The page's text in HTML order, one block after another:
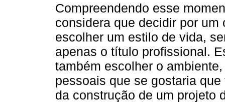
Compreendendo esse
considera que decidir por
escolher um estilo de vida,
apenas o título profissional.
também escolher o
pessoais que se gostaria
da construção de um projeto